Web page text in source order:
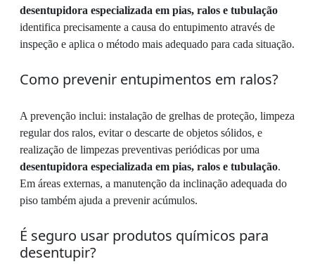
desentupidora especializada em pias, ralos e tubulação
identifica precisamente a causa do entupimento através de
inspeção e aplica o método mais adequado para cada situação.
Como prevenir entupimentos em ralos?
A prevenção inclui: instalação de grelhas de proteção, limpeza
regular dos ralos, evitar o descarte de objetos sólidos, e
realização de limpezas preventivas periódicas por uma
desentupidora especializada em pias, ralos e tubulação.
Em áreas externas, a manutenção da inclinação adequada do
piso também ajuda a prevenir acúmulos.
É seguro usar produtos químicos para
desentupir?